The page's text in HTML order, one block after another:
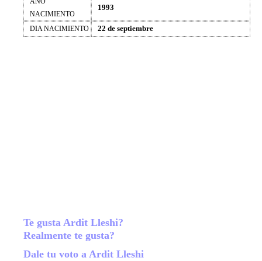
NACIMIENTO
1993
DIA NACIMIENTO 22 de septiembre
Te gusta Ardit Lleshi?
Realmente te gusta?
Dale tu voto a Ardit Lleshi